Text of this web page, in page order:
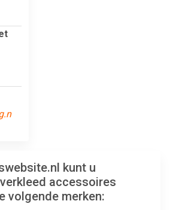
kunt u
accessoires
volgende merken: